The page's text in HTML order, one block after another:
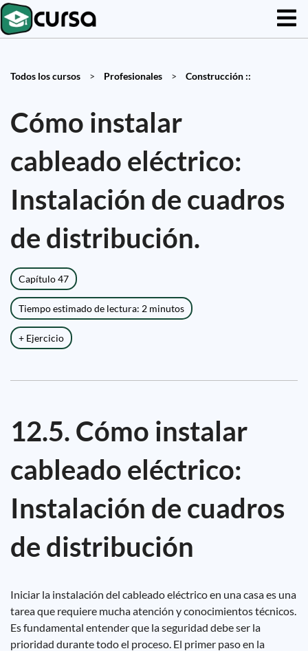
Todos los cursos > Profesionales > Construcción ::
Cómo instalar
cableado eléctrico:
Instalación de cuadros
de distribución.
Capítulo 47
Tiempo estimado de lectura: 2 minutos
+ Ejercicio
12.5. Cómo instalar
cableado eléctrico:
Instalación de cuadros
de distribución
Iniciar la instalación del cableado eléctrico en una casa es una
tarea que requiere mucha atención y conocimientos técnicos.
Es fundamental entender que la seguridad debe ser la
prioridad durante todo el proceso. El primer paso en la